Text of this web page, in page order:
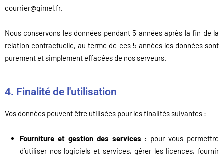
courrier@gimel.fr.
Nous conservons les données pendant 5 années après la fin de la
relation contractuelle, au terme de ces 5 années les données sont
purement et simplement effacées de nos serveurs.
4. Finalité de l'utilisation
Vos données peuvent être utilisées pour les finalités suivantes :
Fourniture et gestion des services : pour vous permettre
d’utiliser nos logiciels et services, gérer les licences, fournir